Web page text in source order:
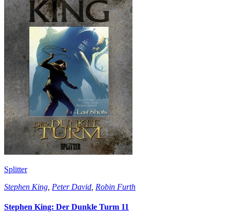
Splitter
Stephen King Peter David Robin Furth
Stephen King: Der Dunkle Turm 11